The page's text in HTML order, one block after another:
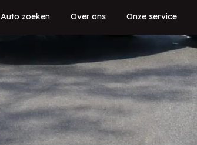
Auto zoeken Over ons Onze service